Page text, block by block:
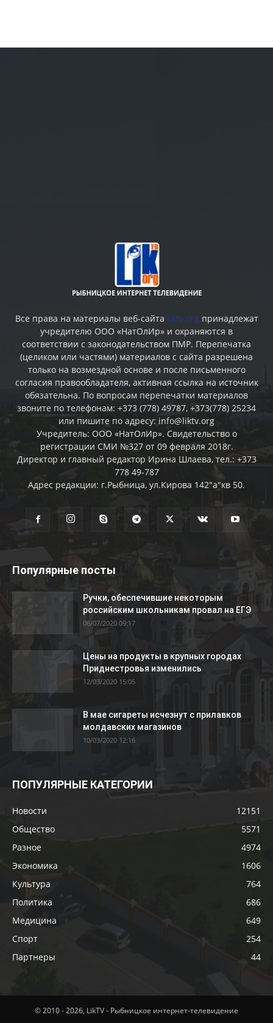
Все права на материалы веб-сайта liktv.org принадлежат
учредителю ООО «НатОлИр» и охраняются в
соответствии с законодательством ПМР. Перепечатка
(целиком или частями) материалов c сайта разрешена
только на возмездной основе и после письменного
согласия правообладателя, активная ссылка на источник
обязательна. По вопросам перепечатки материалов
звоните по телефонам: +373 (778) 49787, +373(778) 25234
или пишите по адресу: info@liktv.org
Учредитель: ООО «НатОлИр». Свидетельство о
регистрации СМИ №327 от 09 февраля 2018г.
Директор и главный редактор Ирина Шлаева, тел.: +373
778 49-787
Адрес редакции: г.Рыбница, ул.Кирова 142"а"кв 50.
Популярные посты
Ручки, обеспечившие некоторым
российским школьникам провал на ЕГЭ
06/07/2020 09:17
Цены на продукты в крупных городах
Приднестровья изменились
12/03/2020 15:05
В мае сигареты исчезнут с прилавков
молдавских магазинов
10/03/2020 12:16
ПОПУЛЯРНЫЕ КАТЕГОРИИ
Новости
12151
Общество
5571
Разное
4974
Экономика
1606
Культура
764
Политика
686
Медицина
649
Спорт
254
Партнеры
44
© 2010 - 2026, LikTV - Рыбницкое интернет-телевидение